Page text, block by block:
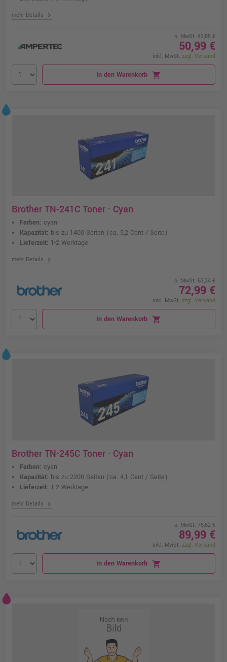
mehr Details chevron_right
o. MwSt. 42,85 €
50,99 €
inkl. MwSt. zzgl. Versand
In den Warenkorb shopping_cart
Brother TN-241C Toner · Cyan
Farben: cyan
Kapazität: bis zu 1400 Seiten (ca. 5,2 Cent / Seite)
Lieferzeit: 1-2 Werktage
mehr Details chevron_right
o. MwSt. 61,34 €
72,99 €
inkl. MwSt. zzgl. Versand
In den Warenkorb shopping_cart
Brother TN-245C Toner · Cyan
Farben: cyan
Kapazität: bis zu 2200 Seiten (ca. 4,1 Cent / Seite)
Lieferzeit: 1-2 Werktage
mehr Details chevron_right
o. MwSt. 75,62 €
89,99 €
inkl. MwSt. zzgl. Versand
In den Warenkorb shopping_cart